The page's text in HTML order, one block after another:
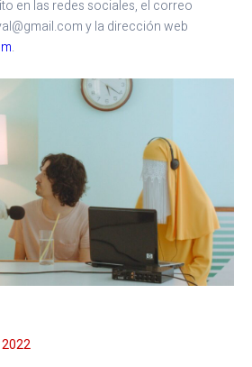
en las redes sociales, el correo
y la dirección web
.